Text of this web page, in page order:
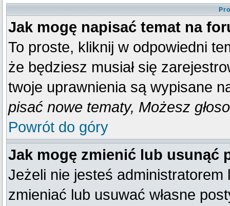
Jak mogę napisać temat na
To proste, kliknij w odpowiedni
że będziesz musiał się
twoje uprawnienia są wypisane
pisać nowe tematy, Możesz
Powrót do góry
Jak mogę zmienić lub usunąć
Jeżeli nie jesteś
zmieniać lub usuwać własne